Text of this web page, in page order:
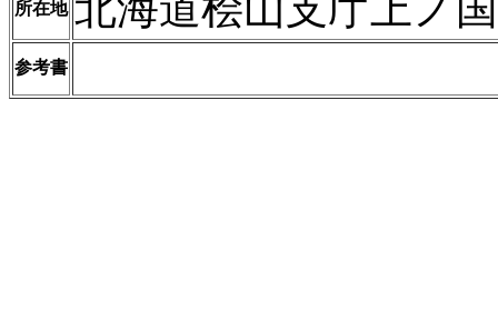
所在地
参考書